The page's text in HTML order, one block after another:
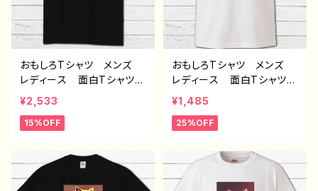
き悪パンダ セリフ付き
作：こさつね C-3
おもしろTシャツ メンズ
レディース 面白Tシャツ
かわいい かっこいい お
しゃれ 動物 イラスト
おおかみ 狼 オオカミ
イラストレーター クリエイ
ター 絵師 オリジナル
デザイン グッズ プリント
¥2,533
15%OFF
おもしろTシャツ メンズ
レディース 面白Tシャツ
かわいい おしゃれ 動
物 イラスト パンダ 個
性的 おすすめ 人気 イ
ー 絵師 オリジナル デ
ザイン グッズ プリント白
Tシャツ PBブランド 半
¥1,485
25%OFF